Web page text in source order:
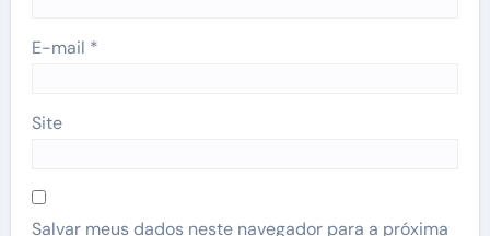
E-mail *
Site
Salvar meus dados neste navegador para a próxima